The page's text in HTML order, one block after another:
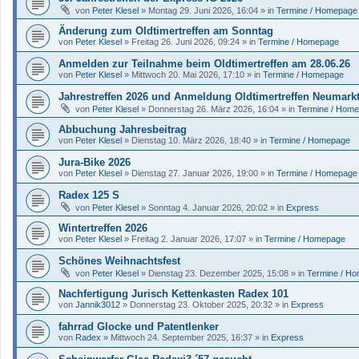
von Peter Klesel » Montag 29. Juni 2026, 16:04 » in Termine / Homepage
Änderung zum Oldtimertreffen am Sonntag
von Peter Klesel » Freitag 26. Juni 2026, 09:24 » in Termine / Homepage
Anmelden zur Teilnahme beim Oldtimertreffen am 28.06.26
von Peter Klesel » Mittwoch 20. Mai 2026, 17:10 » in Termine / Homepage
Jahrestreffen 2026 und Anmeldung Oldtimertreffen Neumarkt
von Peter Klesel » Donnerstag 26. März 2026, 16:04 » in Termine /
Abbuchung Jahresbeitrag
von Peter Klesel » Dienstag 10. März 2026, 18:40 » in Termine / Homepage
Jura-Bike 2026
von Peter Klesel » Dienstag 27. Januar 2026, 19:00 » in Termine / Homepage
Radex 125 S
von Peter Klesel » Sonntag 4. Januar 2026, 20:02 » in Express
Wintertreffen 2026
von Peter Klesel » Freitag 2. Januar 2026, 17:07 » in Termine / Homepage
Schönes Weihnachtsfest
von Peter Klesel » Dienstag 23. Dezember 2025, 15:08 » in Termine /
Nachfertigung Jurisch Kettenkasten Radex 101
von Jannik3012 » Donnerstag 23. Oktober 2025, 20:32 » in Express
fahrrad Glocke und Patentlenker
von Radex » Mittwoch 24. September 2025, 16:37 » in Express